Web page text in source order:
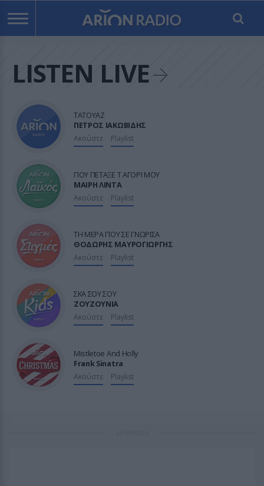
LISTEN LIVE

ΤΑΤΟΥΑΖ
ΠΕΤΡΟΣ ΙΑΚΩΒΙΔΗΣ
Ακούστε
Playlist

ΠΟΥ ΠΕΤΑΞΕ Τ ΑΓΟΡΙ ΜΟΥ
ΜΑΙΡΗ ΛΙΝΤΑ
Ακούστε
Playlist

ΤΗ ΜΕΡΑ ΠΟΥ ΣΕ ΓΝΩΡΙΣΑ
ΘΟΔΩΡΗΣ ΜΑΥΡΟΓΙΩΡΓΗΣ
Ακούστε
Playlist

ΣΚΑ ΣΟΥ ΣΟΥ
ΖΟΥΖΟΥΝΙΑ
Ακούστε
Playlist

Mistletoe And Holly
Frank Sinatra
Ακούστε
Playlist